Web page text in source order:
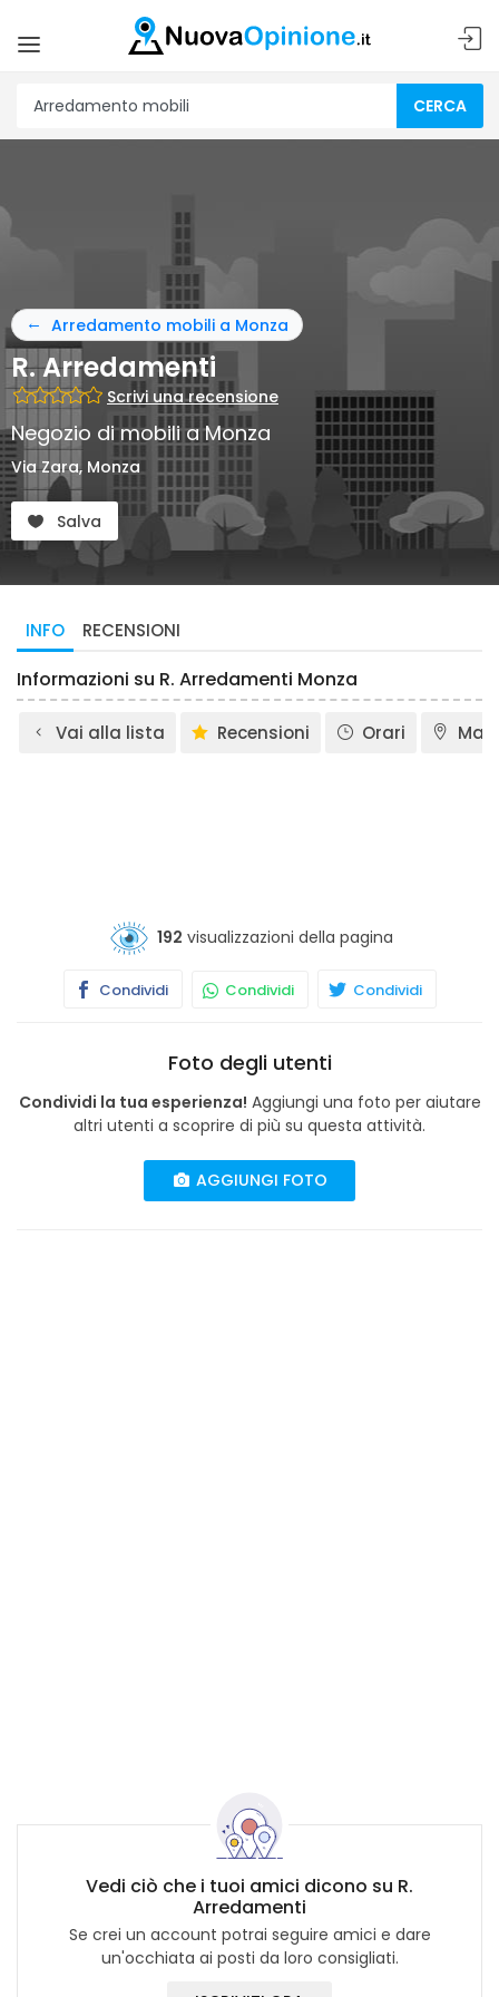
CERCA
Arredamento mobili a Monza
R. Arredamenti
Scrivi una recensione
Negozio di mobili a Monza
Via Zara, Monza
Salva
INFO RECENSIONI
Informazioni su R. Arredamenti Monza
Vai alla lista Recensioni Orari
192 visualizzazioni della pagina
Condividi Condividi Condividi
Foto degli utenti
Condividi la tua esperienza! Aggiungi una foto per aiutare
altri utenti a scoprire di più su questa attività.
AGGIUNGI FOTO
Vedi ciò che i tuoi amici dicono su R.
Arredamenti
Se crei un account potrai seguire amici e dare
un'occhiata ai posti da loro consigliati.